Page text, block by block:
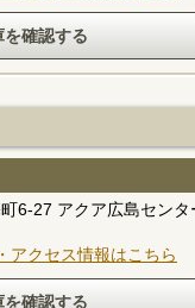
6-27 アクア広島センタ
アクセス情報はこちら